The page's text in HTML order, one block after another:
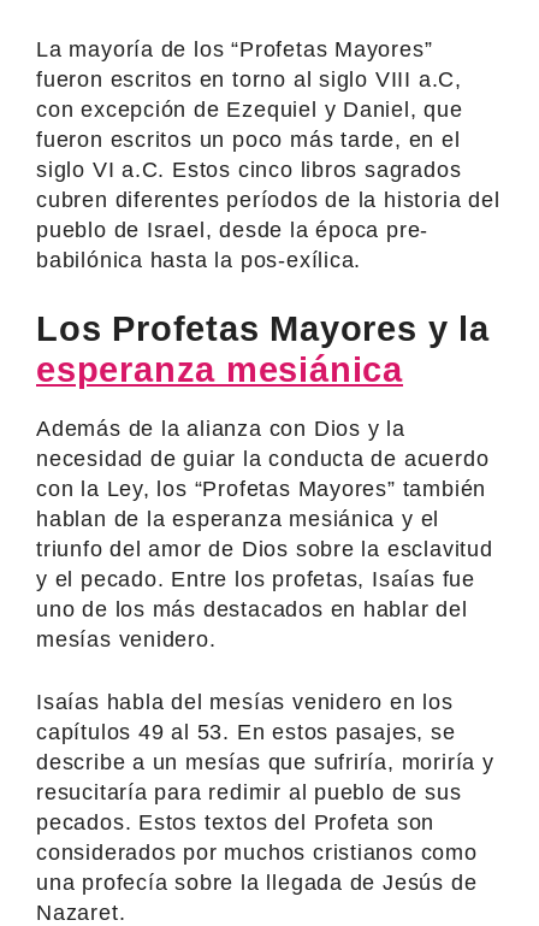
La mayoría de los “Profetas Mayores”
fueron escritos en torno al siglo VIII a.C,
con excepción de Ezequiel y Daniel, que
fueron escritos un poco más tarde, en el
siglo VI a.C. Estos cinco libros sagrados
cubren diferentes períodos de la historia del
pueblo de Israel, desde la época pre-
babilónica hasta la pos-exílica.
Los Profetas Mayores y la
esperanza mesiánica
Además de la alianza con Dios y la
necesidad de guiar la conducta de acuerdo
con la Ley, los “Profetas Mayores” también
hablan de la esperanza mesiánica y el
triunfo del amor de Dios sobre la esclavitud
y el pecado. Entre los profetas, Isaías fue
uno de los más destacados en hablar del
mesías venidero.
Isaías habla del mesías venidero en los
capítulos 49 al 53. En estos pasajes, se
describe a un mesías que sufriría, moriría y
resucitaría para redimir al pueblo de sus
pecados. Estos textos del Profeta son
considerados por muchos cristianos como
una profecía sobre la llegada de Jesús de
Nazaret.